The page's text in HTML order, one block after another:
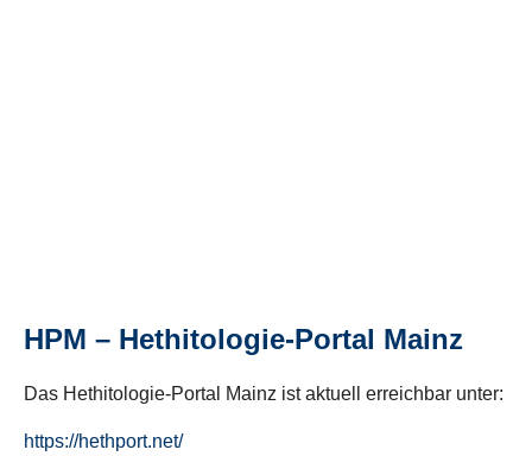
HPM – Hethitologie-Portal Mainz
Das Hethitologie-Portal Mainz ist aktuell erreichbar unter:
https://hethport.net/